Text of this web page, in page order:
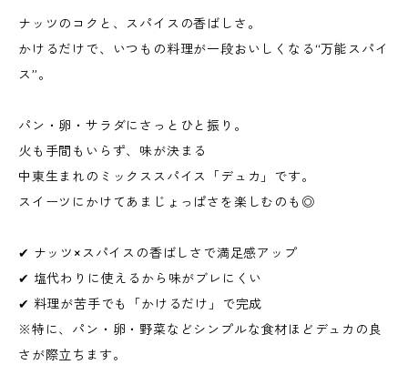
ナッツのコクと、スパイスの香ばしさ。
かけるだけで、いつもの料理が一段おいしくなる“万能スパイ
ス”。
パン・卵・サラダにさっとひと振り。
火も手間もいらず、味が決まる
中東生まれのミックススパイス「デュカ」です。
スイーツにかけてあまじょっぱさを楽しむのも◎
✔ ナッツ×スパイスの香ばしさで満足感アップ
✔ 塩代わりに使えるから味がブレにくい
✔ 料理が苦手でも「かけるだけ」で完成
※特に、パン・卵・野菜などシンプルな食材ほどデュカの良
さが際立ちます。